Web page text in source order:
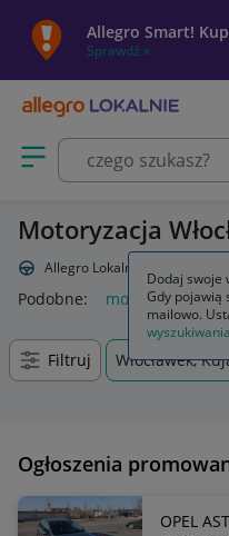
Allegro Smart!
Sprawdź »
Otwórz menu z kategoriami
Motoryzacja
Allegro Lokalnie
Podobne: motoryzacja
Filtruj Włocławek,
Ogłoszenia
OPEL
Dodaj swoje
Gdy pojawią
mailowo.